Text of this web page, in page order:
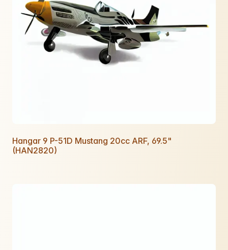
Hangar 9 P-51D Mustang 20cc ARF, 69.5"
(HAN2820)